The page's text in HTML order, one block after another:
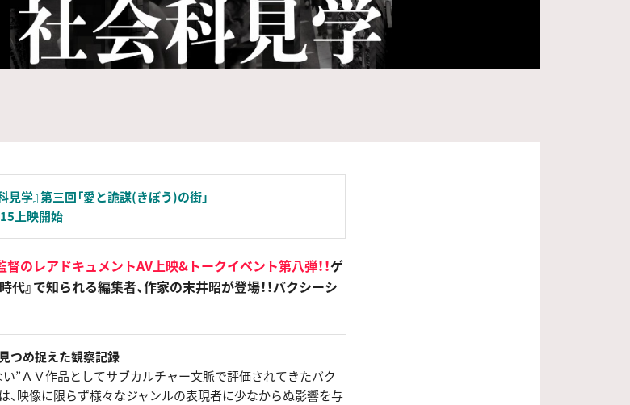
見学』第三回「愛と詭謀(きぼう)の街」
上映開始
のレアドキュメントAV上映&トークイベント第八弾！！ゲ
代』で知られる編集者、作家の末井昭が登場！！バクシーシ
つめ捉えた観察記録
い”ＡＶ作品としてサブカルチャー文脈で評価されてきたバク
、映像に限らず様々なジャンルの表現者に少なからぬ影響を与